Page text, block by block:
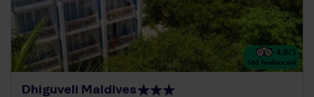
4.8/5
166 hodnocení
Dhiguveli Maldives